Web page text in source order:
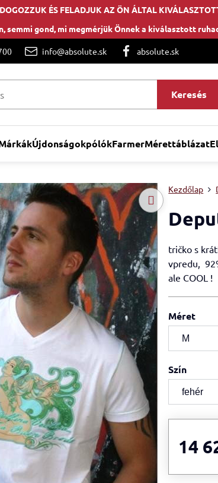
ÉS FELADJUK AZ ÖN ÁLTAL
semmi gond, mi megmérjük Önnek a kiválasztott
info@absolute.sk absolute.sk
Keresés
ÚjdonságokpólókFarmerMérettáblázat
Kezdőlap
tričko s
vpredu,
ale COOL !
Méret
Szín
14